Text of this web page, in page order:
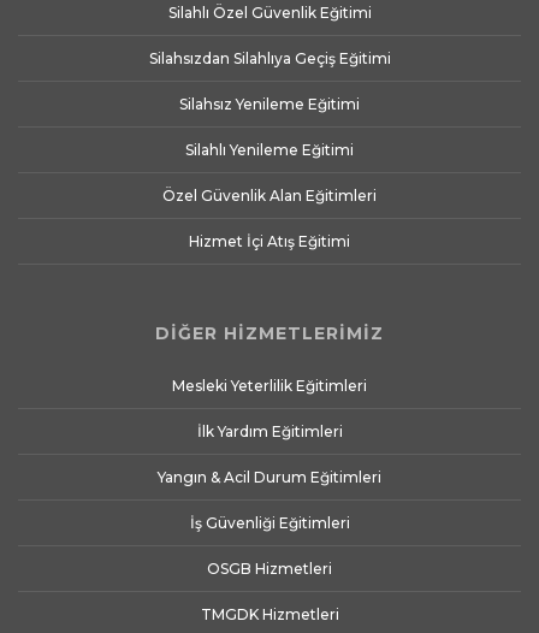
Silahlı Özel Güvenlik Eğitimi
Silahsızdan Silahlıya Geçiş Eğitimi
Silahsız Yenileme Eğitimi
Silahlı Yenileme Eğitimi
Özel Güvenlik Alan Eğitimleri
Hizmet İçi Atış Eğitimi
DİĞER HİZMETLERİMİZ
Mesleki Yeterlilik Eğitimleri
İlk Yardım Eğitimleri
Yangın & Acil Durum Eğitimleri
İş Güvenliği Eğitimleri
OSGB Hizmetleri
TMGDK Hizmetleri